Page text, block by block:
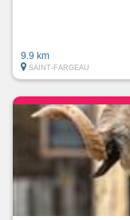
9.9 km
SAINT-FARGEAU